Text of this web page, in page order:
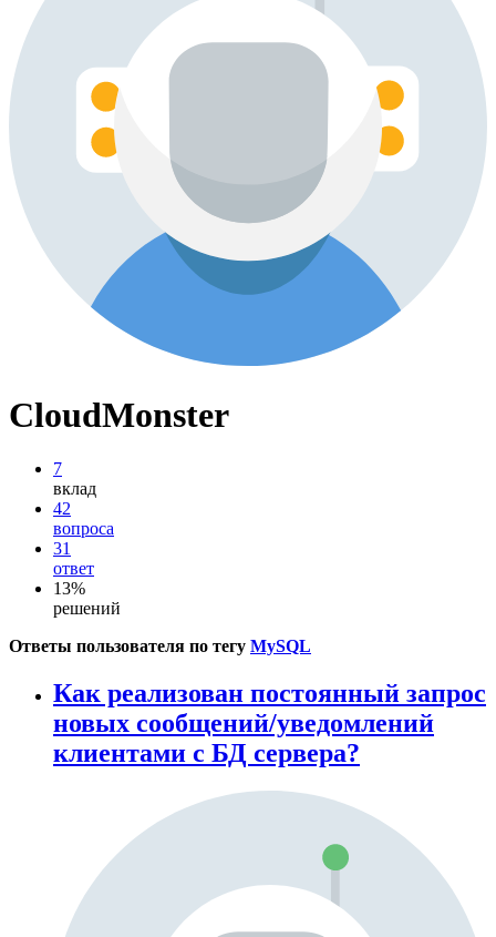
CloudMonster
7
вклад
42
вопроса
31
ответ
13%
решений
Ответы пользователя по тегу MySQL
Как реализован постоянный запрос
новых сообщений/уведомлений
клиентами с БД сервера?